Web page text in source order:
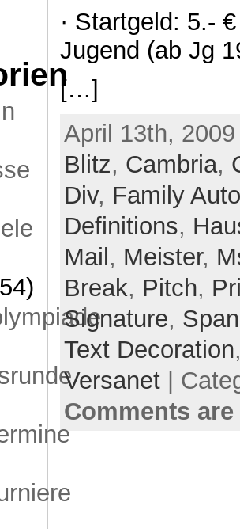
· Startgeld: 5.-
Jugend (ab Jg
[…]
April 13th,
Blitz, Cambria,
Div, Family Auto
Definitions,
Mail , Meister,
Break, Pitch,
Signature, Span
Text Decoration
Versanet|
Comments